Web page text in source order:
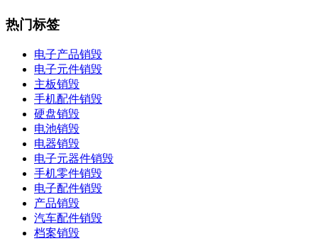
热门标签
电子产品销毁
电子元件销毁
主板销毁
手机配件销毁
硬盘销毁
电池销毁
电器销毁
电子元器件销毁
手机零件销毁
电子配件销毁
产品销毁
汽车配件销毁
档案销毁